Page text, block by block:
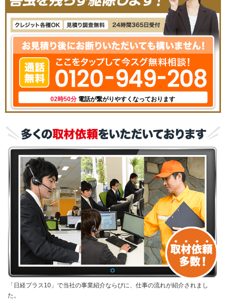
02時50分 電話が繋がりやすくなっております
「日経プラス10」で当社の事業紹介ならびに、仕事の流れが紹介されまし
た。